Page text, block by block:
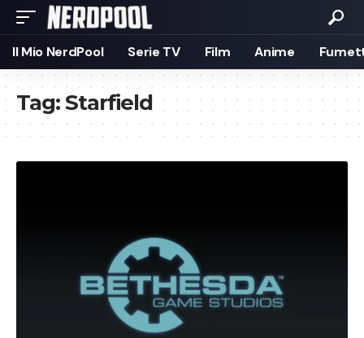
Il Mio NerdPool Serie TV Film Anime
Tag:Starfield